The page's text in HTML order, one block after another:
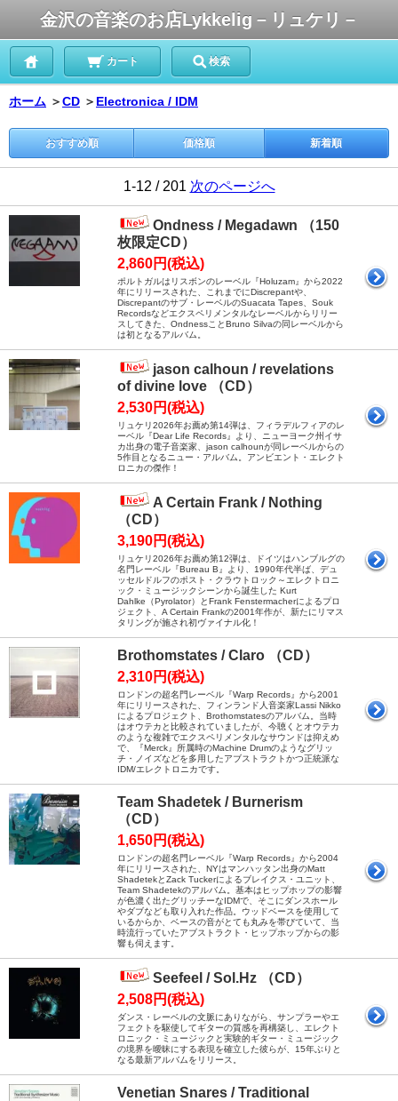
金沢の音楽のお店Lykkelig－リュケリ－
カート 検索
ホーム ＞CD ＞ Electronica / IDM
おすすめ順 価格順 新着順
1-12 / 201 次のページへ
Ondness / Megadawn （150
枚限定CD）
2,860円(税込)
ポルトガルはリスボンのレーベル『Holuzam』から2022
年にリリースされた、これまでにDiscrepantや、
Discrepantのサブ・レーベルのSuacata Tapes、Souk
Recordsなどエクスペリメンタルなレーベルからリリー
スしてきた、OndnessことBruno Silvaの同レーベルから
は初となるアルバム。
jason calhoun / revelations
of divine love （CD）
2,530円(税込)
リュケリ2026年お薦め第14弾は、フィラデルフィアのレ
ーベル『Dear Life Records』より、ニューヨーク州イサ
カ出身の電子音楽家、jason calhounが同レーベルからの
5作目となるニュー・アルバム。アンビエント・エレクト
ロニカの傑作！
A Certain Frank / Nothing
（CD）
3,190円(税込)
リュケリ2026年お薦め第12弾は、ドイツはハンブルグの
名門レーベル『Bureau B』より、1990年代半ば、デュ
ッセルドルフのポスト・クラウトロック～エレクトロニ
ック・ミュージックシーンから誕生した Kurt
Dahlke（Pyrolator）とFrank Fenstermacherによるプロ
ジェクト、A Certain Frankの2001年作が、新たにリマス
タリングが施され初ヴァイナル化！
Brothomstates / Claro （CD）
2,310円(税込)
ロンドンの超名門レーベル『Warp Records』から2001
年にリリースされた、フィンランド人音楽家Lassi Nikko
によるプロジェクト、Brothomstatesのアルバム。当時
はオウテカと比較されていましたが、今聴くとオウテカ
のような複雑でエクスペリメンタルなサウンドは抑えめ
で、『Merck』所属時のMachine Drumのようなグリッ
チ・ノイズなどを多用したアブストラクトかつ正統派な
IDM/エレクトロニカです。
Team Shadetek / Burnerism
（CD）
1,650円(税込)
ロンドンの超名門レーベル『Warp Records』から2004
年にリリースされた、NYはマンハッタン出身のMatt
ShadetekとZack Tuckerによるブレイクス・ユニット、
Team Shadetekのアルバム。基本はヒップホップの影響
が色濃く出たグリッチーなIDMで、そこにダンスホール
やダブなども取り入れた作品。ウッドベースを使用して
いるからか、ベースの音がとても丸みを帯びていて、当
時流行っていたアブストラクト・ヒップホップからの影
響も伺えます。
Seefeel / Sol.Hz （CD）
2,508円(税込)
ダンス・レーベルの文脈にありながら、サンプラーやエ
フェクトを駆使してギターの質感を再構築し、エレクト
ロニック・ミュージックと実験的ギター・ミュージック
の境界を曖昧にする表現を確立した彼らが、15年ぶりと
なる最新アルバムをリリース。
Venetian Snares / Traditional